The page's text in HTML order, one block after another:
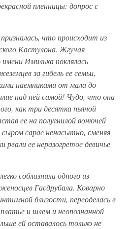
пленницы: допрос с
что происходит из
Кастулона. Жгучая
Имилька поклялась
за гибель ее семьи,
наемниками от мала до
над ней самой! Чудо, что она
как три десятка пьяной
ее на полугнилой вонючей
сарае ненасытно, сменяя
рвали ее неразогретое девичье
соблазнила одного из
Гасдрубала. Коварно
близости, переоделась в
и шлем и неопознанной
ей оставалось только не